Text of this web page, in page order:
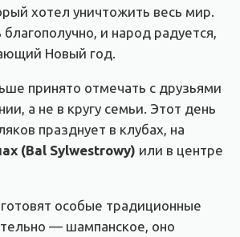
хотел уничтожить весь мир.
и народ радуется,
Новый год.
принято отмечать с друзьями
а не в кругу семьи. Этот день
празднует в клубах, на
(Bal Sylwestrowy) или в центре
особые традиционные
— шампанское, оно